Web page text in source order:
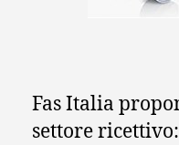
Fas Italia
settore